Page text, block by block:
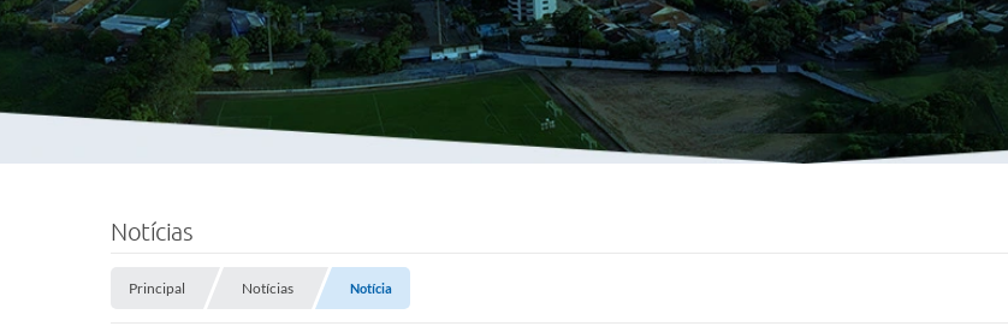
Notícias
Principal Notícias Notícia